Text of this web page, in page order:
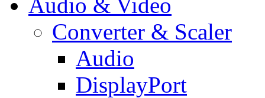
Converter & Scaler
Audio
DisplayPort